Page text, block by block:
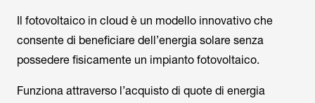
Il fotovoltaico in cloud è un modello innovativo che
consente di beneficiare dell’energia solare senza
possedere fisicamente un impianto fotovoltaico.
Funziona attraverso l’acquisto di quote di energia